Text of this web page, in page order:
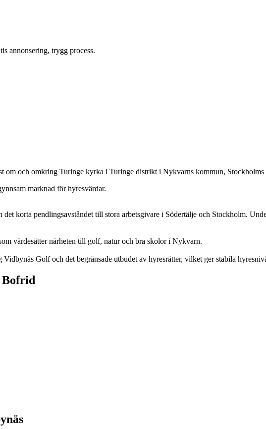
annonsering, trygg process.
om och omkring Turinge kyrka i Turinge distrikt i Nykvarns kommun, Stockholms
marknad för hyresvärdar.
korta pendlingsavståndet till stora arbetsgivare i Södertälje och Stockholm.
värdesätter närheten till golf, natur och bra skolor i Nykvarn.
Golf och det begränsade utbudet av hyresrätter, vilket ger stabila
Bofrid